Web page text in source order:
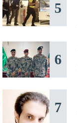
5
6
7